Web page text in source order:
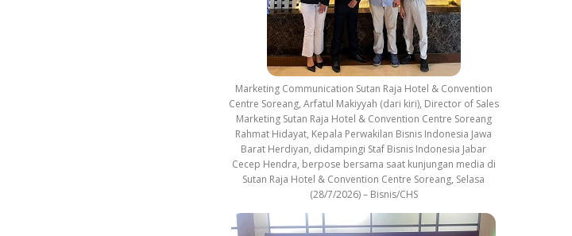
Marketing Communication Sutan Raja Hotel & Convention
Centre Soreang, Arfatul Makiyyah (dari kiri), Director of Sales
Marketing Sutan Raja Hotel & Convention Centre Soreang
Rahmat Hidayat, Kepala Perwakilan Bisnis Indonesia Jawa
Barat Herdiyan, didampingi Staf Bisnis Indonesia Jabar
Cecep Hendra, berpose bersama saat kunjungan media di
Sutan Raja Hotel & Convention Centre Soreang, Selasa
(28/7/2026) – Bisnis/CHS